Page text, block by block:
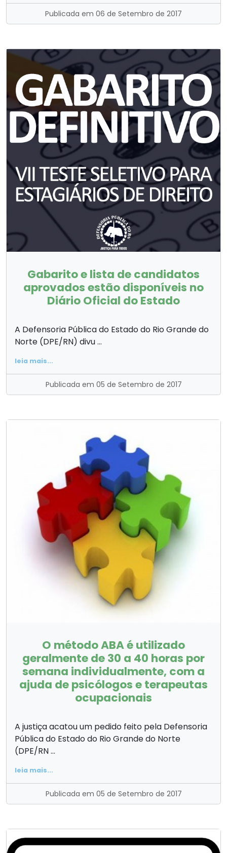
Publicada em 06 de Setembro de 2017
Gabarito e lista de candidatos
aprovados estão disponíveis no
Diário Oficial do Estado
A Defensoria Pública do Estado do Rio Grande do
Norte (DPE/RN) divu ...
leia mais...
Publicada em 05 de Setembro de 2017
O método ABA é utilizado
geralmente de 30 a 40 horas por
semana individualmente, com a
ajuda de psicólogos e terapeutas
ocupacionais
A justiça acatou um pedido feito pela Defensoria
Pública do Estado do Rio Grande do Norte
(DPE/RN ...
leia mais...
Publicada em 05 de Setembro de 2017